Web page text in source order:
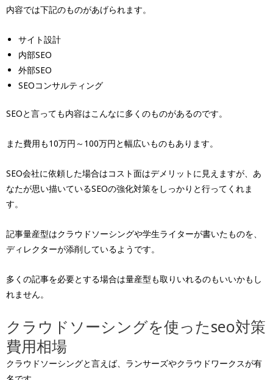
内容では下記のものがあげられます。
サイト設計
内部SEO
外部SEO
SEOコンサルティング
SEOと言っても内容はこんなに多くのものがあるのです。
また費用も10万円～100万円と幅広いものもあります。
SEO会社に依頼した場合はコスト面はデメリットに見えますが、あ
なたが思い描いているSEOの強化対策をしっかりと行ってくれま
す。
記事量産型はクラウドソーシングや学生ライターが書いたものを、
ディレクターが添削しているようです。
多くの記事を必要とする場合は量産型も取りいれるのもいいかもし
れません。
クラウドソーシングを使ったseo対策
費用相場
クラウドソーシングと言えば、ランサーズやクラウドワークスが有